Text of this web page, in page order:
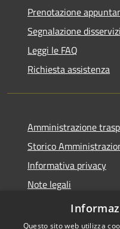
Prenotazione
Segnalazione
Leggi le FAQ
Richiesta assistenza
Amministrazione
Storico
Informativa privacy
Note legali
Dichiarazione di
Questo sito web utilizza